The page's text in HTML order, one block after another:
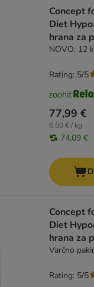
Concept
Diet
hrana za
NOVO: 12
77,99 €
6,50 € / kg
74,09 €
Rating: 5/5
Concept
Diet
hrana za
Varčno
Rating: 5/5